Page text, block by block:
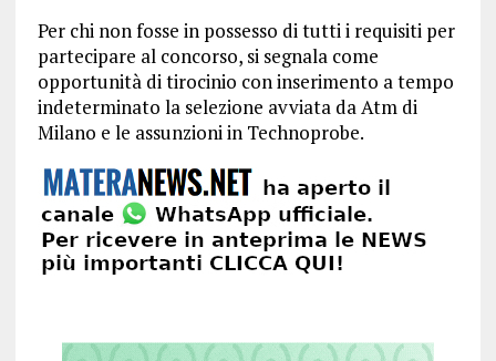
Per chi non fosse in possesso di tutti i requisiti per
partecipare al concorso, si segnala come
opportunità di tirocinio con inserimento a tempo
indeterminato la selezione avviata da Atm di
Milano e le assunzioni in Technoprobe.